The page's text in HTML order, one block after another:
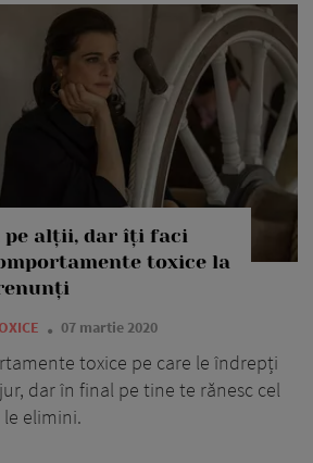
pe alții, dar îți faci
toxice la
07 martie 2020
toxice pe care le îndrepți
dar în final pe tine te rănesc cel
le elimini.